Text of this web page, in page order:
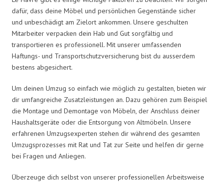
dafür, dass deine Möbel und persönlichen Gegenstände sicher
und unbeschädigt am Zielort ankommen. Unsere geschulten
Mitarbeiter verpacken dein Hab und Gut sorgfältig und
transportieren es professionell. Mit unserer umfassenden
Haftungs- und Transportschutzversicherung bist du ausserdem
bestens abgesichert.
Um deinen Umzug so einfach wie möglich zu gestalten, bieten wir
dir umfangreiche Zusatzleistungen an. Dazu gehören zum Beispiel
die Montage und Demontage von Möbeln, der Anschluss deiner
Haushaltsgeräte oder die Entsorgung von Altmöbeln. Unsere
erfahrenen Umzugsexperten stehen dir während des gesamten
Umzugsprozesses mit Rat und Tat zur Seite und helfen dir gerne
bei Fragen und Anliegen.
Überzeuge dich selbst von unserer professionellen Arbeitsweise